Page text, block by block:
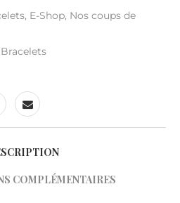
, E-Shop, Nos coups de
Bracelets
COMPLÉMENTAIRES